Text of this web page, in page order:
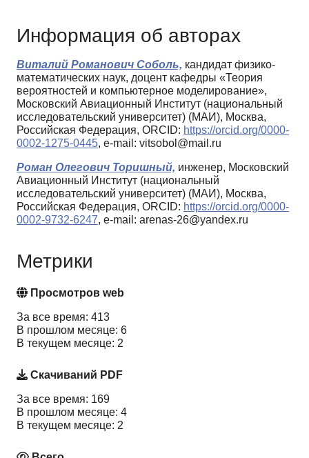
Информация об авторах
Виталий Романович Соболь, кандидат физико-
математических наук, доцент кафедры «Теория
вероятностей и компьютерное моделирование»,
Московский Авиационный Институт (национальный
исследовательский университет) (МАИ), Москва,
Российская Федерация, ORCID: https://orcid.org/0000-
0002-1275-0445, e-mail: vitsobol@mail.ru
Роман Олегович Торишный, инженер, Московский
Авиационный Институт (национальный
исследовательский университет) (МАИ), Москва,
Российская Федерация, ORCID: https://orcid.org/0000-
0002-9732-6247, e-mail: arenas-26@yandex.ru
Метрики
Просмотров web
За все время: 413
В прошлом месяце: 6
В текущем месяце: 2
Скачиваний PDF
За все время: 169
В прошлом месяце: 4
В текущем месяце: 2